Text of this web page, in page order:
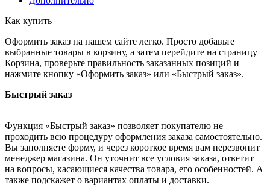
Как купить
Оформить заказ на нашем сайте легко. Просто добавьте
выбранные товары в корзину, а затем перейдите на страницу
Корзина, проверьте правильность заказанных позиций и
нажмите кнопку «Оформить заказ» или «Быстрый заказ».
Быстрый заказ
Функция «Быстрый заказ» позволяет покупателю не
проходить всю процедуру оформления заказа самостоятельно.
Вы заполняете форму, и через короткое время вам перезвонит
менеджер магазина. Он уточнит все условия заказа, ответит
на вопросы, касающиеся качества товара, его особенностей. А
также подскажет о вариантах оплаты и доставки.